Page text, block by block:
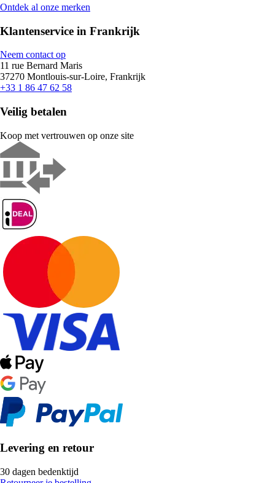
Ontdek al onze merken
Klantenservice in Frankrijk
Neem contact op
11 rue Bernard Maris
37270 Montlouis-sur-Loire, Frankrijk
+33 1 86 47 62 58
Veilig betalen
Koop met vertrouwen op onze site
Levering en retour
30 dagen bedenktijd